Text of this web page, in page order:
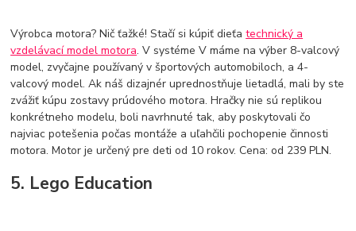
Výrobca motora? Nič ťažké! Stačí si kúpiť dieťatechnický a
vzdelávací model motora. V systéme V máme na výber 8-valcový
model, zvyčajne používaný v športových automobiloch, a 4-
valcový model. Ak náš dizajnér uprednostňuje lietadlá, mali by ste
zvážiť kúpu zostavy prúdového motora. Hračky nie sú replikou
konkrétneho modelu, boli navrhnuté tak, aby poskytovali čo
najviac potešenia počas montáže a uľahčili pochopenie činnosti
motora. Motor je určený pre deti od 10 rokov. Cena: od 239 PLN.
5. Lego Education